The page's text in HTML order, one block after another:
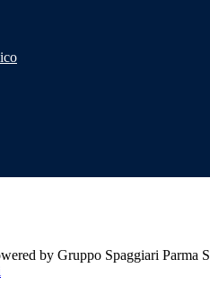
by Gruppo Spaggiari